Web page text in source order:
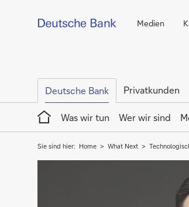
Medien
Deutsche Bank Privatkunden
Home
Was wir tun
Wer wir sind
Sie sind hier: Home What Next